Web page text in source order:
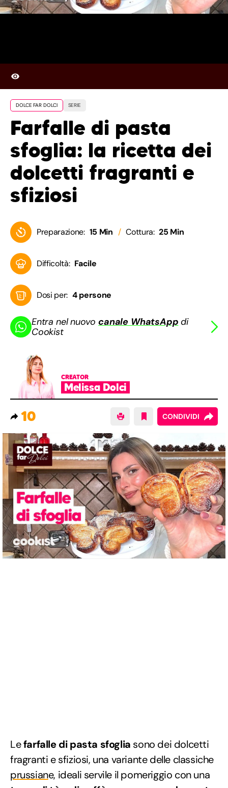
DOLCE FAR DOLCI SERIE
Farfalle di pasta
sfoglia: la ricetta dei
dolcetti fragranti e
sfiziosi
Preparazione: 15 Min Cottura: 25 Min
Difficoltà: Facile
Dosi per: 4 persone
Entra nel nuovocanale WhatsApp di
Cookist
CREATOR
Melissa Dolci
10 CONDIVIDI
Lefarfalle di pasta sfoglia sono dei dolcetti
fragranti e sfiziosi, una variante delle classiche
prussiane, ideali servile il pomeriggio con una